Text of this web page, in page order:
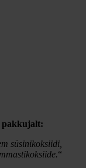
pakkujalt:
süsinikoksiidi,
“